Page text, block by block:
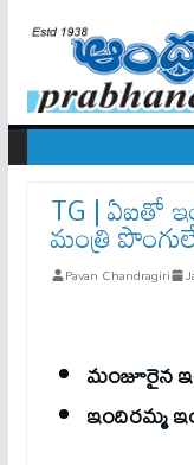
TG | ఏ‌ఐతో
మంత్రి
Pavan Chandragiri
మంజూరైన
ఇందిరమ్మ